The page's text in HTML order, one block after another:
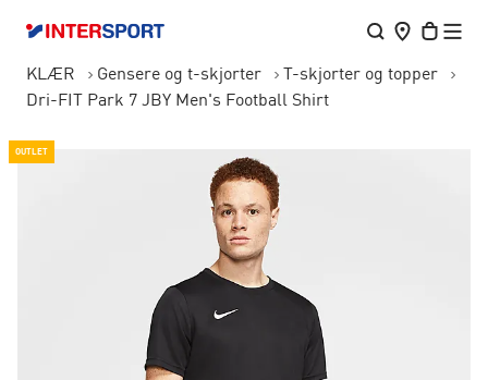
KLÆR Gensere og t-skjorter
T-skjorter og topper
Dri-FIT Park 7 JBY Men's Football Shirt
OUTLET